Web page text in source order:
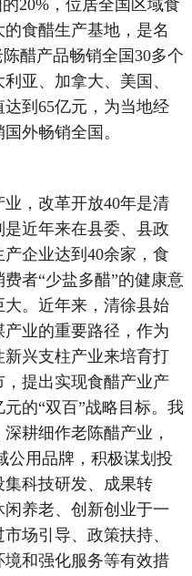
20%，位居全国区域食
食醋生产基地，是名
醋产品畅销全国30多个
亚、加拿大、美国、
到65亿元，为当地经
外畅销全国。
，改革开放40年是清
近年来在县委、县政
企业达到40余家，食
者“少盐多醋”的健康意
。近年来，清徐县始
业的重要路径，作为
兴支柱产业来培育打
提出实现食醋产业产
的“双百”战略目标。我
耕细作老陈醋产业，
公用品牌，积极谋划投
集科技研发、成果转
养老、创新创业于一
场引导、政策扶持、
和强化服务等有效措